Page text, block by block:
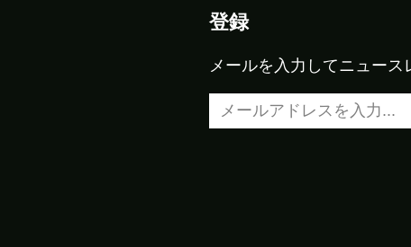
登録
メールを入力してニュース
メールアドレスを入力…